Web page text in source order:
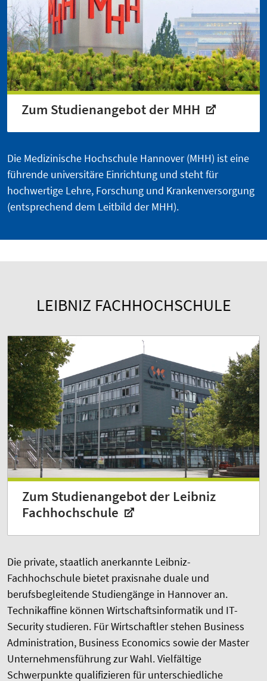
Zum Studienangebot der MHH
Die Medizinische Hochschule Hannover (MHH) ist eine
führende universitäre Einrichtung und steht für
hochwertige Lehre, Forschung und Krankenversorgung
(entsprechend dem Leitbild der MHH).
LEIBNIZ FACHHOCHSCHULE
Zum Studienangebot der Leibniz
Fachhochschule
Die private, staatlich anerkannte Leibniz-
Fachhochschule bietet praxisnahe duale und
berufsbegleitende Studiengänge in Hannover an.
Technikaffine können Wirtschaftsinformatik und IT-
Security studieren. Für Wirtschaftler stehen Business
Administration, Business Economics sowie der Master
Unternehmensführung zur Wahl. Vielfältige
Schwerpunkte qualifizieren für unterschiedliche